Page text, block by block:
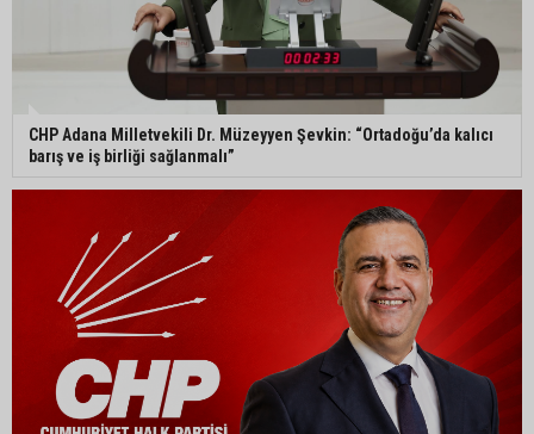
CHP Adana Milletvekili Dr. Müzeyyen Şevkin: “Ortadoğu’da kalıcı
barış ve iş birliği sağlanmalı”